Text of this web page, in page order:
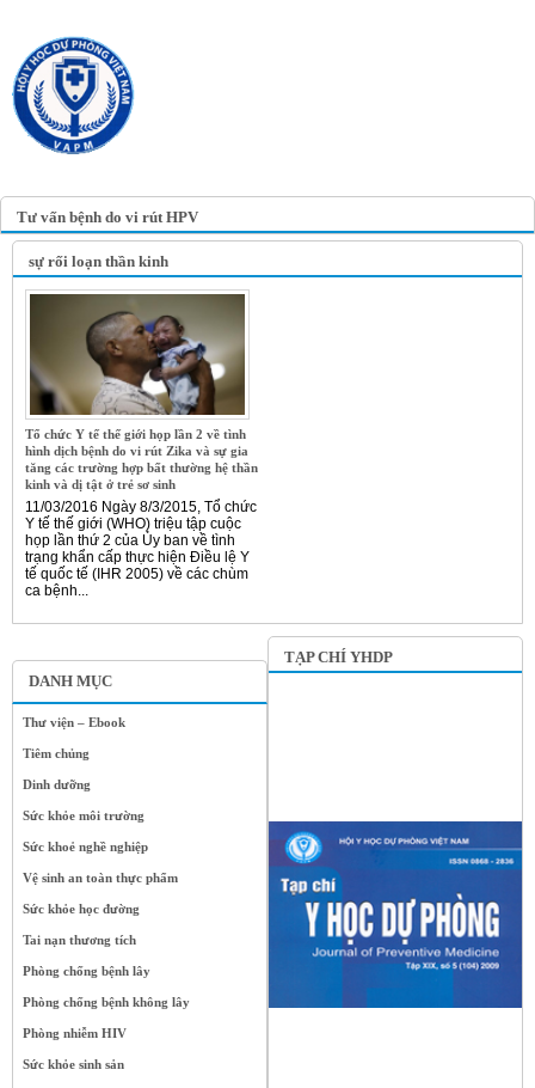
Tư vấn bệnh do vi rút HPV
DANH MỤC
Thư viện – Ebook
Tiêm chủng
Dinh dưỡng
Sức khỏe môi trường
Sức khoẻ nghề nghiệp
Vệ sinh an toàn thực phẩm
Sức khỏe học đường
Tai nạn thương tích
Phòng chống bệnh lây
Phòng chống bệnh không lây
Phòng nhiễm HIV
Sức khỏe sinh sản
sự rối loạn thần kinh
Tổ chức Y tế thế giới họp lần 2 về tình
hình dịch bệnh do vi rút Zika và sự gia
tăng các trường hợp bất thường hệ thần
kinh và dị tật ở trẻ sơ sinh
11/03/2016 Ngày 8/3/2015, Tổ chức
Y tế thế giới (WHO) triệu tập cuộc
họp lần thứ 2 của Ủy ban về tình
trạng khẩn cấp thực hiện Điều lệ Y
tế quốc tế (IHR 2005) về các chùm
ca bệnh...
TẠP CHÍ YHDP